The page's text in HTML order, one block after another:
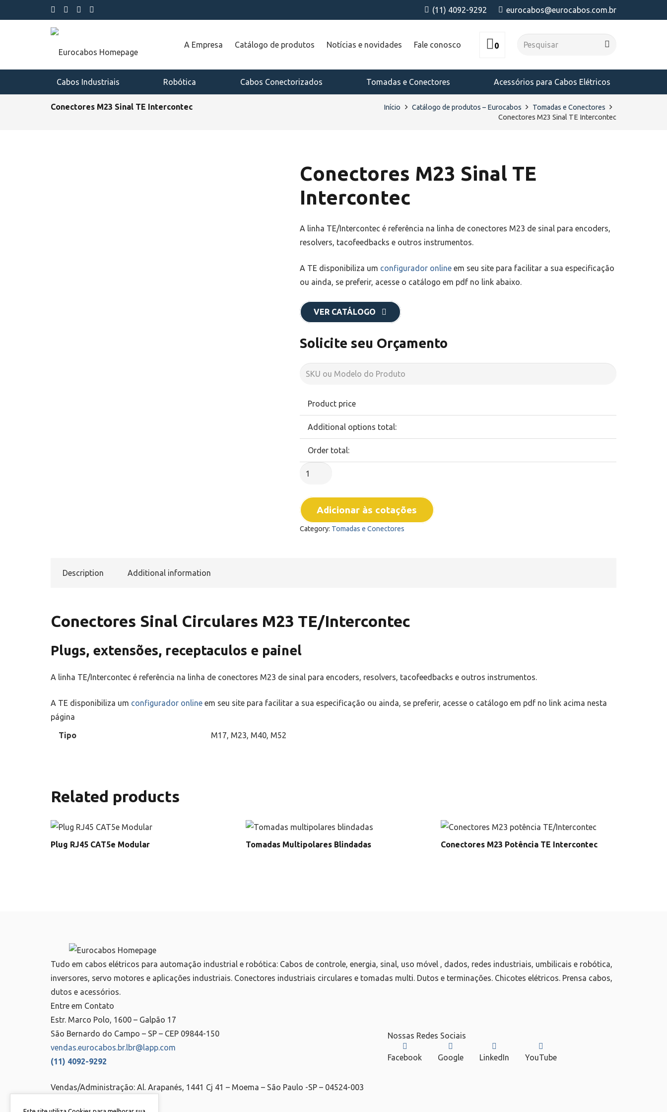
(11) 4092-9292 eurocabos@eurocabos.com.br
A Empresa Catálogo de produtos Notícias e novidades Fale conosco 0
Cabos Industriais Robótica Cabos Conectorizados Tomadas e Conectores Acessórios para Cabos Elétricos
Conectores M23 Sinal TE Intercontec Início Catálogo de produtos – Eurocabos
Tomadas e Conectores
Conectores M23 Sinal TE Intercontec
Conectores M23 Sinal TE
Intercontec
A linha TE/Intercontec é referência na linha de conectores M23 de sinal para encoders,
resolvers, tacofeedbacks e outros instrumentos.
A TE disponibiliza um configurador onlineem seu site para facilitar a sua especificação
ou ainda, se preferir, acesse o catálogo em pdf no link abaixo.
VER CATÁLOGO
Solicite seu Orçamento
Product price
Additional options total:
Order total:
Conectores
Sinal
TE
Intercontec
Adicionar às cotações
Category: Tomadas e Conectores
Description Additional information
Conectores Sinal Circulares M23 TE/Intercontec
Plugs, extensões, receptaculos e painel
A linha TE/Intercontec é referência na linha de conectores M23 de sinal para encoders, resolvers, tacofeedbacks e outros instrumentos.
A TE disponibiliza um configurador online em seu site para facilitar a sua especificação ou ainda, se preferir, acesse o catálogo em pdf no link acima nesta
página
Tipo M17, M23, M40, M52
Related products
Plug RJ45 CAT5e Modular Tomadas Multipolares Blindadas Conectores M23 Potência TE Intercontec
Tudo em cabos elétricos para automação industrial e robótica: Cabos de controle, energia, sinal, uso móvel , dados, redes industriais, umbilicais e robótica,
inversores, servo motores e aplicações industriais. Conectores industriais circulares e tomadas multi. Dutos e terminações. Chicotes elétricos. Prensa cabos,
dutos e acessórios.
Entre em Contato
Estr. Marco Polo, 1600 – Galpão 17
São Bernardo do Campo – SP – CEP 09844-150
vendas.eurocabos.br.lbr@lapp.com
(11) 4092-9292
Vendas/Administração: Al. Arapanés, 1441 Cj 41 – Moema – São Paulo -SP – 04524-003
Nossas Redes Sociais
Facebook Google LinkedIn YouTube